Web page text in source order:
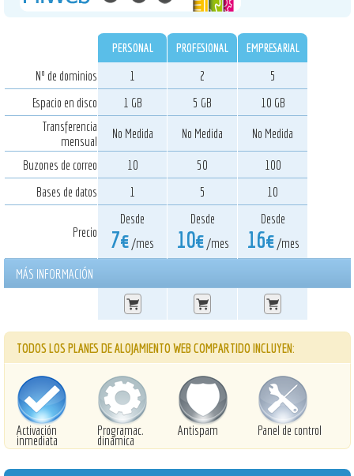
PERSONAL PROFESIONAL EMPRESARIAL
Nº de dominios 1 2
5
Espacio en disco
1 GB 5 GB
10 GB
Transferencia
mensual
No Medida No Medida No Medida
Buzones de correo 10 50
100
Bases de datos
1 5 10
Precio
Desde
7€ /mes
Desde
10€ /mes
Desde
16€ /mes
MÁS INFORMACIÓN
TODOS LOS PLANES DEALOJAMIENTO WEBCOMPARTIDO INCLUYEN:
Activación
inmediata
Programac.
dinámica
Antispam Panel de control